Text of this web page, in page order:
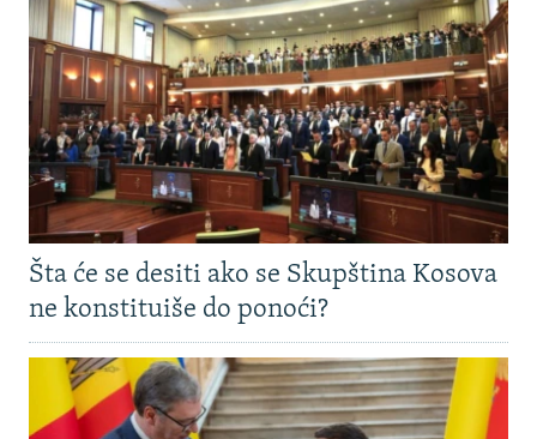
Šta će se desiti ako se Skupština Kosova
ne konstituiše do ponoći?